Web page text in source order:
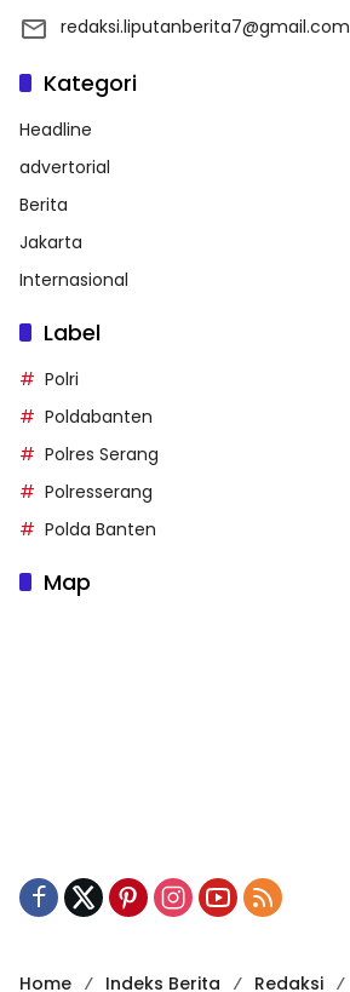
redaksi.liputanberita7@gmail.com
Kategori
Headline
advertorial
Berita
Jakarta
Internasional
Label
Polri
Poldabanten
Polres Serang
Polresserang
Polda Banten
Map
Home Indeks Berita Redaksi